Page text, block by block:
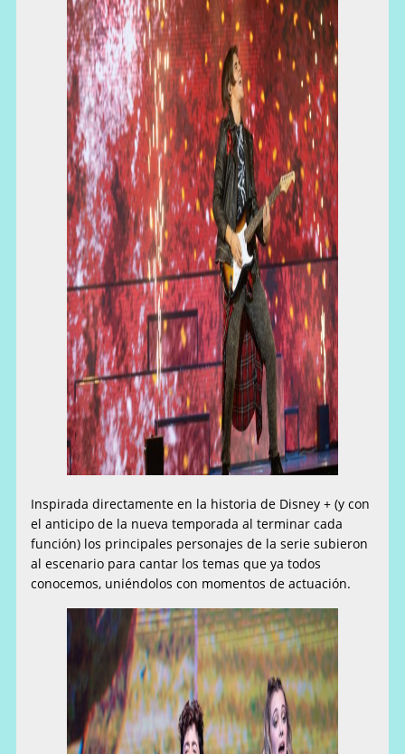
Inspirada directamente en la historia de Disney + (y con
el anticipo de la nueva temporada al terminar cada
función) los principales personajes de la serie subieron
al escenario para cantar los temas que ya todos
conocemos, uniéndolos con momentos de actuación.